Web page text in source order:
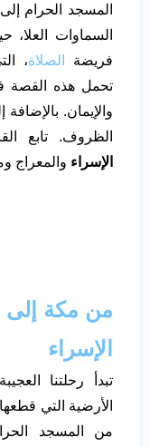
المسجد الحرام
السماوات
فريضة
الصلاة،
تحمل هذه القصة
والإيمان.
الظروف. تابع
الإسراء والمعراج
من مكة إلى
الإسراء
تبدأ رحلتنا
الأرضية التي
من المسجد